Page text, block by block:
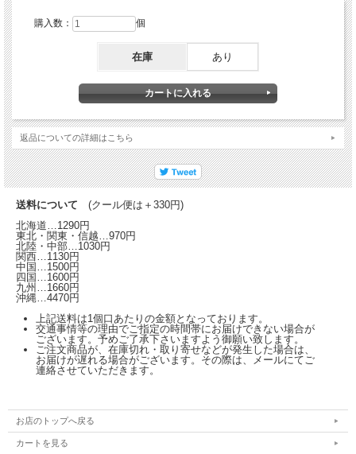
購入数： 個
在庫 あり
返品についての詳細はこちら
送料について (クール便は＋330円)
北海道…1290円
東北・関東・信越…970円
北陸・中部…1030円
関西…1130円
中国…1500円
四国…1600円
九州…1660円
沖縄…4470円
上記送料は1個口あたりの金額となっております。
交通事情等の理由でご指定の時間帯にお届けできない場合が
ございます。予めご了承下さいますよう御願い致します。
ご注文商品が、在庫切れ・取り寄せなどが発生した場合は、
お届けが遅れる場合がございます。その際は、メールにてご
連絡させていただきます。
お店のトップへ戻る
カートを見る